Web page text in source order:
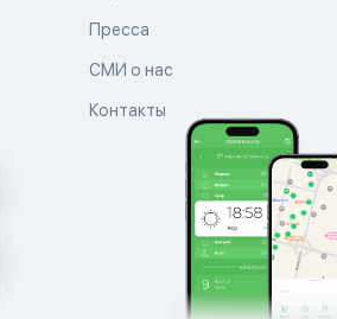
Пресса
СМИ о нас
Контакты